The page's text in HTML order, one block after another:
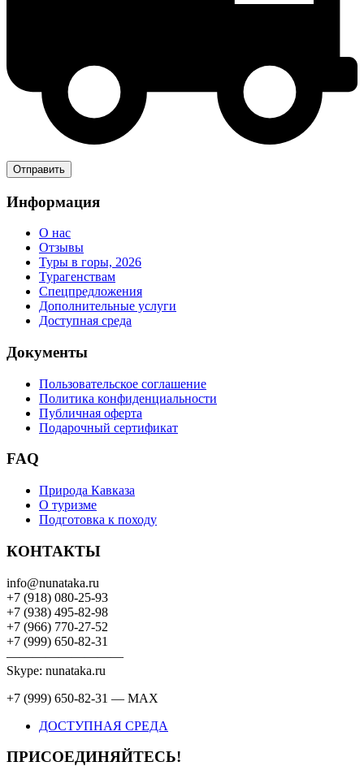
Информация
О нас
Отзывы
Туры в горы, 2026
Турагенствам
Спецпредложения
Дополнительные услуги
Доступная среда
Документы
Пользовательское соглашение
Политика конфиденциальности
Публичная оферта
Подарочный сертификат
FAQ
Природа Кавказа
О туризме
Подготовка к походу
КОНТАКТЫ
info@nunataka.ru
+7 (918) 080-25-93
+7 (938) 495-82-98
+7 (966) 770-27-52
+7 (999) 650-82-31
—————————
Skype: nunataka.ru
+7 (999) 650-82-31 — MAX
ДОСТУПНАЯ СРЕДА
ПРИСОЕДИНЯЙТЕСЬ!